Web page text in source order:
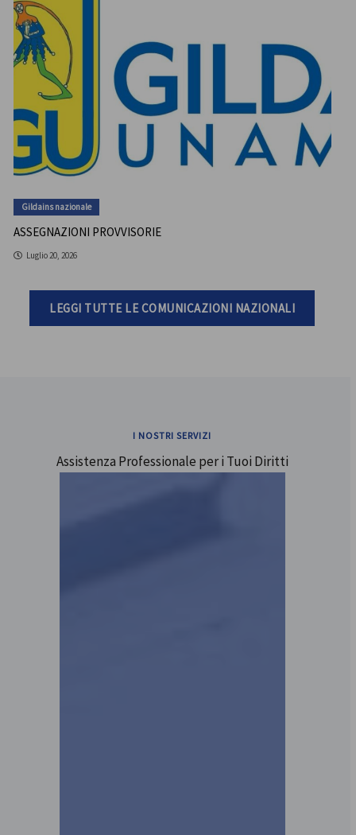
Gildains nazionale
ASSEGNAZIONI PROVVISORIE
Luglio 20, 2026
LEGGI TUTTE LE COMUNICAZIONI NAZIONALI
I NOSTRI SERVIZI
Assistenza Professionale per i Tuoi Diritti